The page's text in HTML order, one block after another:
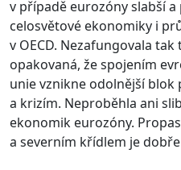
v případě eurozóny slabší
celosvětové ekonomiky i
v OECD. Nezafungovala
opakovaná, že spojením
unie vznikne odolnější
a krizím. Neproběhla ani
ekonomik eurozóny.
a severním křídlem je